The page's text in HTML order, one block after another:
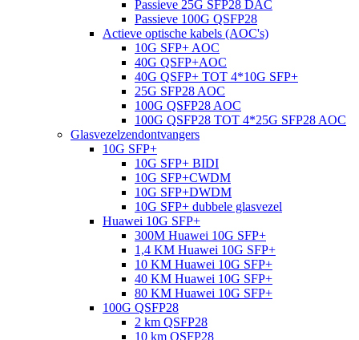
Passieve 25G SFP28 DAC
Passieve 100G QSFP28
Actieve optische kabels (AOC's)
10G SFP+ AOC
40G QSFP+AOC
40G QSFP+ TOT 4*10G SFP+
25G SFP28 AOC
100G QSFP28 AOC
100G QSFP28 TOT 4*25G SFP28 AOC
Glasvezelzendontvangers
10G SFP+
10G SFP+ BIDI
10G SFP+CWDM
10G SFP+DWDM
10G SFP+ dubbele glasvezel
Huawei 10G SFP+
300M Huawei 10G SFP+
1,4 KM Huawei 10G SFP+
10 KM Huawei 10G SFP+
40 KM Huawei 10G SFP+
80 KM Huawei 10G SFP+
100G QSFP28
2 km QSFP28
10 km QSFP28